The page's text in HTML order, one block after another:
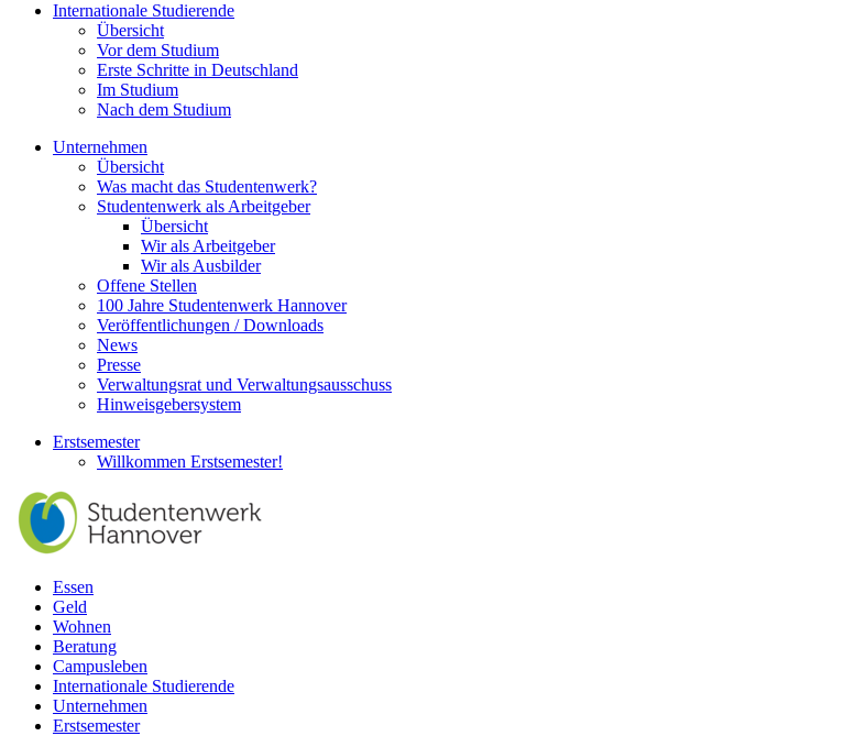
Internationale Studierende
Übersicht
Vor dem Studium
Erste Schritte in Deutschland
Im Studium
Nach dem Studium
Unternehmen
Übersicht
Was macht das Studentenwerk?
Studentenwerk als Arbeitgeber
Übersicht
Wir als Arbeitgeber
Wir als Ausbilder
Offene Stellen
100 Jahre Studentenwerk Hannover
Veröffentlichungen / Downloads
News
Presse
Verwaltungsrat und Verwaltungsausschuss
Hinweisgebersystem
Erstsemester
Willkommen Erstsemester!
Essen
Geld
Wohnen
Beratung
Campusleben
Internationale Studierende
Unternehmen
Erstsemester